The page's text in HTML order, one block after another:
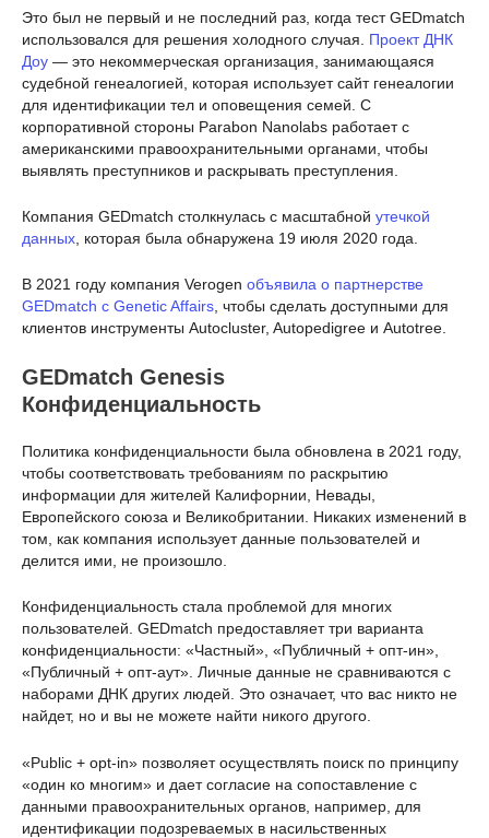
Это был не первый и не последний раз, когда тест GEDmatch
использовался для решения холодного случая. Проект ДНК
Доу — это некоммерческая организация, занимающаяся
судебной генеалогией, которая использует сайт генеалогии
для идентификации тел и оповещения семей. С
корпоративной стороны Parabon Nanolabs работает с
американскими правоохранительными органами, чтобы
выявлять преступников и раскрывать преступления.
Компания GEDmatch столкнулась с масштабной утечкой
данных , которая была обнаружена 19 июля 2020 года.
В 2021 году компания Verogen объявила о партнерстве
GEDmatch с Genetic Affairs, чтобы сделать доступными для
клиентов инструменты Autocluster, Autopedigree и Autotree.
GEDmatch Genesis
Конфиденциальность
Политика конфиденциальности была обновлена в 2021 году,
чтобы соответствовать требованиям по раскрытию
информации для жителей Калифорнии, Невады,
Европейского союза и Великобритании. Никаких изменений в
том, как компания использует данные пользователей и
делится ими, не произошло.
Конфиденциальность стала проблемой для многих
пользователей. GEDmatch предоставляет три варианта
конфиденциальности: «Частный», «Публичный + опт-ин»,
«Публичный + опт-аут». Личные данные не сравниваются с
наборами ДНК других людей. Это означает, что вас никто не
найдет, но и вы не можете найти никого другого.
«Public + opt-in» позволяет осуществлять поиск по принципу
«один ко многим» и дает согласие на сопоставление с
данными правоохранительных органов, например, для
идентификации подозреваемых в насильственных